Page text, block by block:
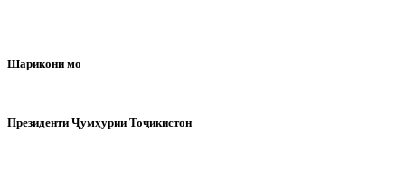
Шарикони мо
Президенти Ҷумҳурии Тоҷикистон